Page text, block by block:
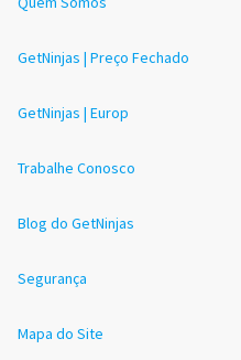
GetNinjas | Preço Fechado
GetNinjas | Europ
Trabalhe Conosco
Blog do GetNinjas
Segurança
Mapa do Site